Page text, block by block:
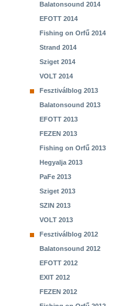
Balatonsound 2014
EFOTT 2014
Fishing on Orfű 2014
Strand 2014
Sziget 2014
VOLT 2014
Fesztiválblog 2013
Balatonsound 2013
EFOTT 2013
FEZEN 2013
Fishing on Orfű 2013
Hegyalja 2013
PaFe 2013
Sziget 2013
SZIN 2013
VOLT 2013
Fesztiválblog 2012
Balatonsound 2012
EFOTT 2012
EXIT 2012
FEZEN 2012